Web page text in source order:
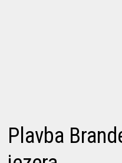
Plavba